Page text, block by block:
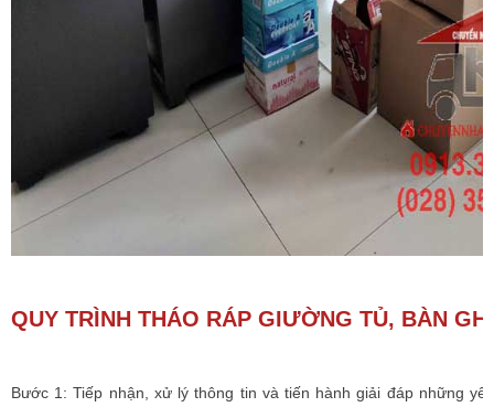
QUY TRÌNH THÁO RÁP GIƯỜNG TỦ, BÀN
Bước 1: Tiếp nhận, xử lý thông tin và tiến hành giải đáp những